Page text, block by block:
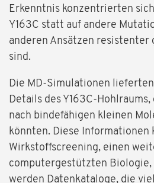
Erkenntnis konzentrierten
Y163C statt auf andere
anderen Ansätzen resistenter
sind.
Die MD-Simulationen
Details des Y163C-
nach bindefähigen kleinen
könnten. Diese Informationen
Wirkstoffscreening, einen
computergestützten
werden Datenkataloge, die